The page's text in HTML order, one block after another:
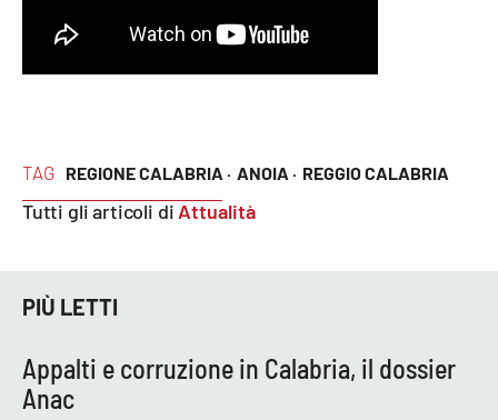
STREAMING
LaC TV
LaC OnAir
Catanzaro
Crotone
TAG REGIONE CALABRIA · ANOIA · REGGIO CALABRIA
Tutti gli articoli di Attualità
PIÙ LETTI
Appalti e corruzione in Calabria, il dossier
Anac